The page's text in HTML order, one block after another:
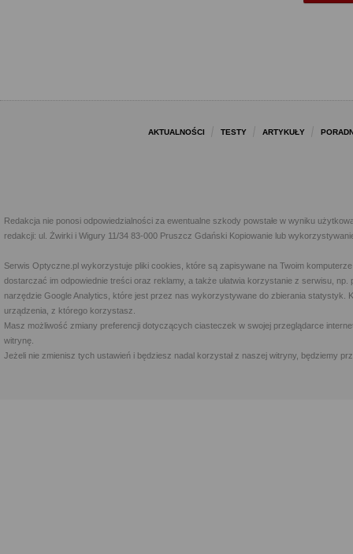
AKTUALNOŚCI TESTY ARTYKUŁY
Redakcja nie ponosi odpowiedzialności za ewentualne szkody powstałe w wyniku
redakcji: ul. Żwirki i Wigury 11/34 83-000 Pruszcz Gdański Kopiowanie lub
Serwis Optyczne.pl wykorzystuje pliki cookies, które są zapisywane na Twoim
dostarczać im odpowiednie treści oraz reklamy, a także ułatwia korzystanie z serwisu,
narzędzie Google Analytics, które jest przez nas wykorzystywane do zbierania statystyk.
urządzenia, z którego korzystasz.
Masz możliwość zmiany preferencji dotyczących ciasteczek w swojej przeglądarce
witrynę.
Jeżeli nie zmienisz tych ustawień i będziesz nadal korzystał z naszej witryny, będziemy